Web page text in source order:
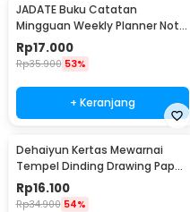
JADATE Buku Catatan
Mingguan Weekly Planner Note
52 Sheets - Q046
Rp17.000
Rp35.900 53%
+ Keranjang
Dehaiyun Kertas Mewarnai
Tempel Dinding Drawing Paper
Roll 3M Vehicles - HB30
Rp16.100
Rp34.900 54%